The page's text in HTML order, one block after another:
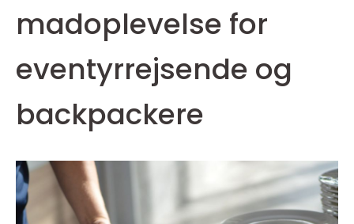
madoplevelse for
eventyrrejsende og
backpackere